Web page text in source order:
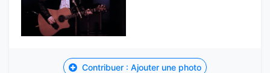
Contribuer : Ajouter une photo